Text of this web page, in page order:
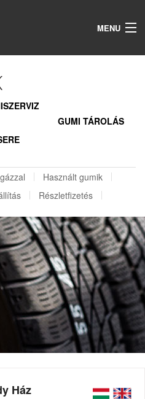
MENU
GUMI TÁROLÁS
Használt gumik
Részletfizetés
Ház